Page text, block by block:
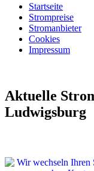
Startseite
Strompreise
Stromanbieter
Cookies
Impressum
Aktuelle
Ludwigsburg